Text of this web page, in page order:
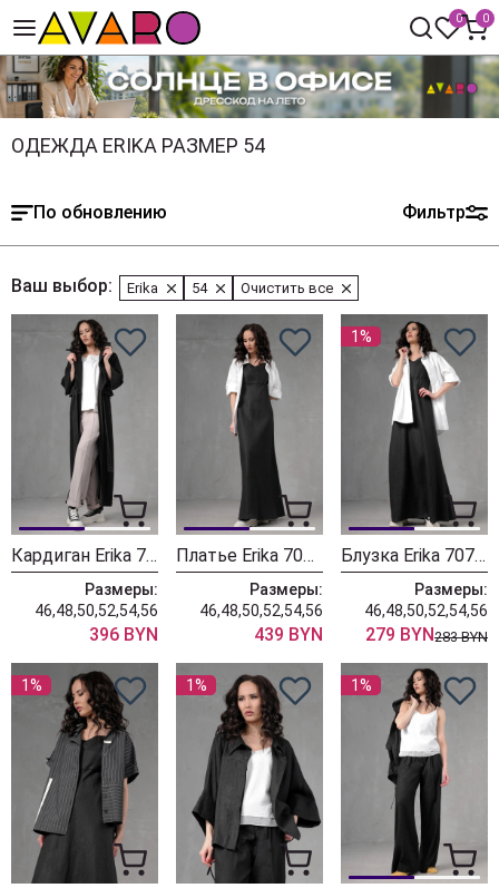
0 0
ОДЕЖДА ERIKA РАЗМЕР 54
По обновлению Фильтр
Ваш выбор: Erika 54 Очистить все
Кардиган Erika 7131 черный
Размеры:
46,48,50,52,54,56
396 BYN
Платье Erika 7084 черный
Размеры:
46,48,50,52,54,56
439 BYN
1%
Блузка Erika 7076-1 белый
Размеры:
46,48,50,52,54,56
279 BYN283 BYN
1% 1% 1%